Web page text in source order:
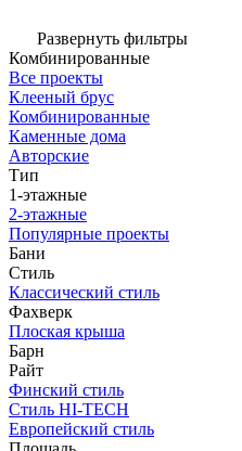
Развернуть фильтры
Комбинированные
Все проекты
Клееный брус
Комбинированные
Каменные дома
Авторские
Тип
1-этажные
2-этажные
Популярные проекты
Бани
Стиль
Классический стиль
Фахверк
Плоская крыша
Барн
Райт
Финский стиль
Стиль HI-TECH
Европейский стиль